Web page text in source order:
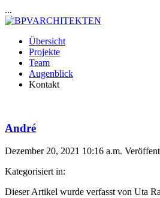
...
Übersicht
Projekte
Team
Augenblick
Kontakt
André
Dezember 20, 2021 10:16 a.m.
Kategorisiert in:
Dieser Artikel wurde verfasst von Uta